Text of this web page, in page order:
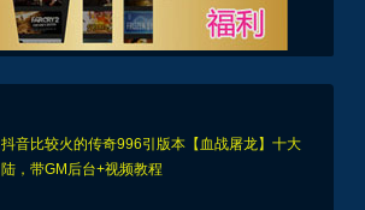
抖音比较火的传奇996引版本【血战屠龙】十大
陆，带GM后台+视频教程